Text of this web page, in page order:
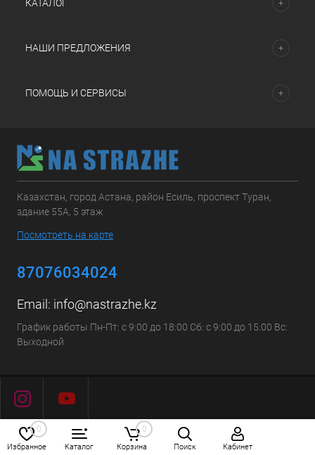
КАТАЛОГ
НАШИ ПРЕДЛОЖЕНИЯ
ПОМОЩЬ И СЕРВИСЫ
Казахстан, город Астана, район Есиль, проспект Туран,
здание 55А, 5 этаж
Посмотреть на карте
87076034024
Email: info@nastrazhe.kz
График работы Пн-Пт: с 9:00 до 18:00 Сб: с 9:00 до 15:00 Вс:
Выходной
0
Избранное Каталог
0
Корзина Поиск Кабинет